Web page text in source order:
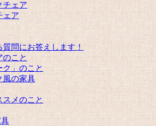
チェア
ェア
質問にお答えします！
のこと
ク」のこと
風の家具
スメのこと